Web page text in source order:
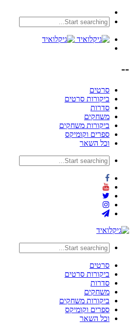
--
סרטים
ביקורות סרטים
סדרות
משחקים
ביקורות משחקים
ספרים וקומיקס
וכל השאר
סרטים
ביקורות סרטים
סדרות
משחקים
ביקורות משחקים
ספרים וקומיקס
וכל השאר